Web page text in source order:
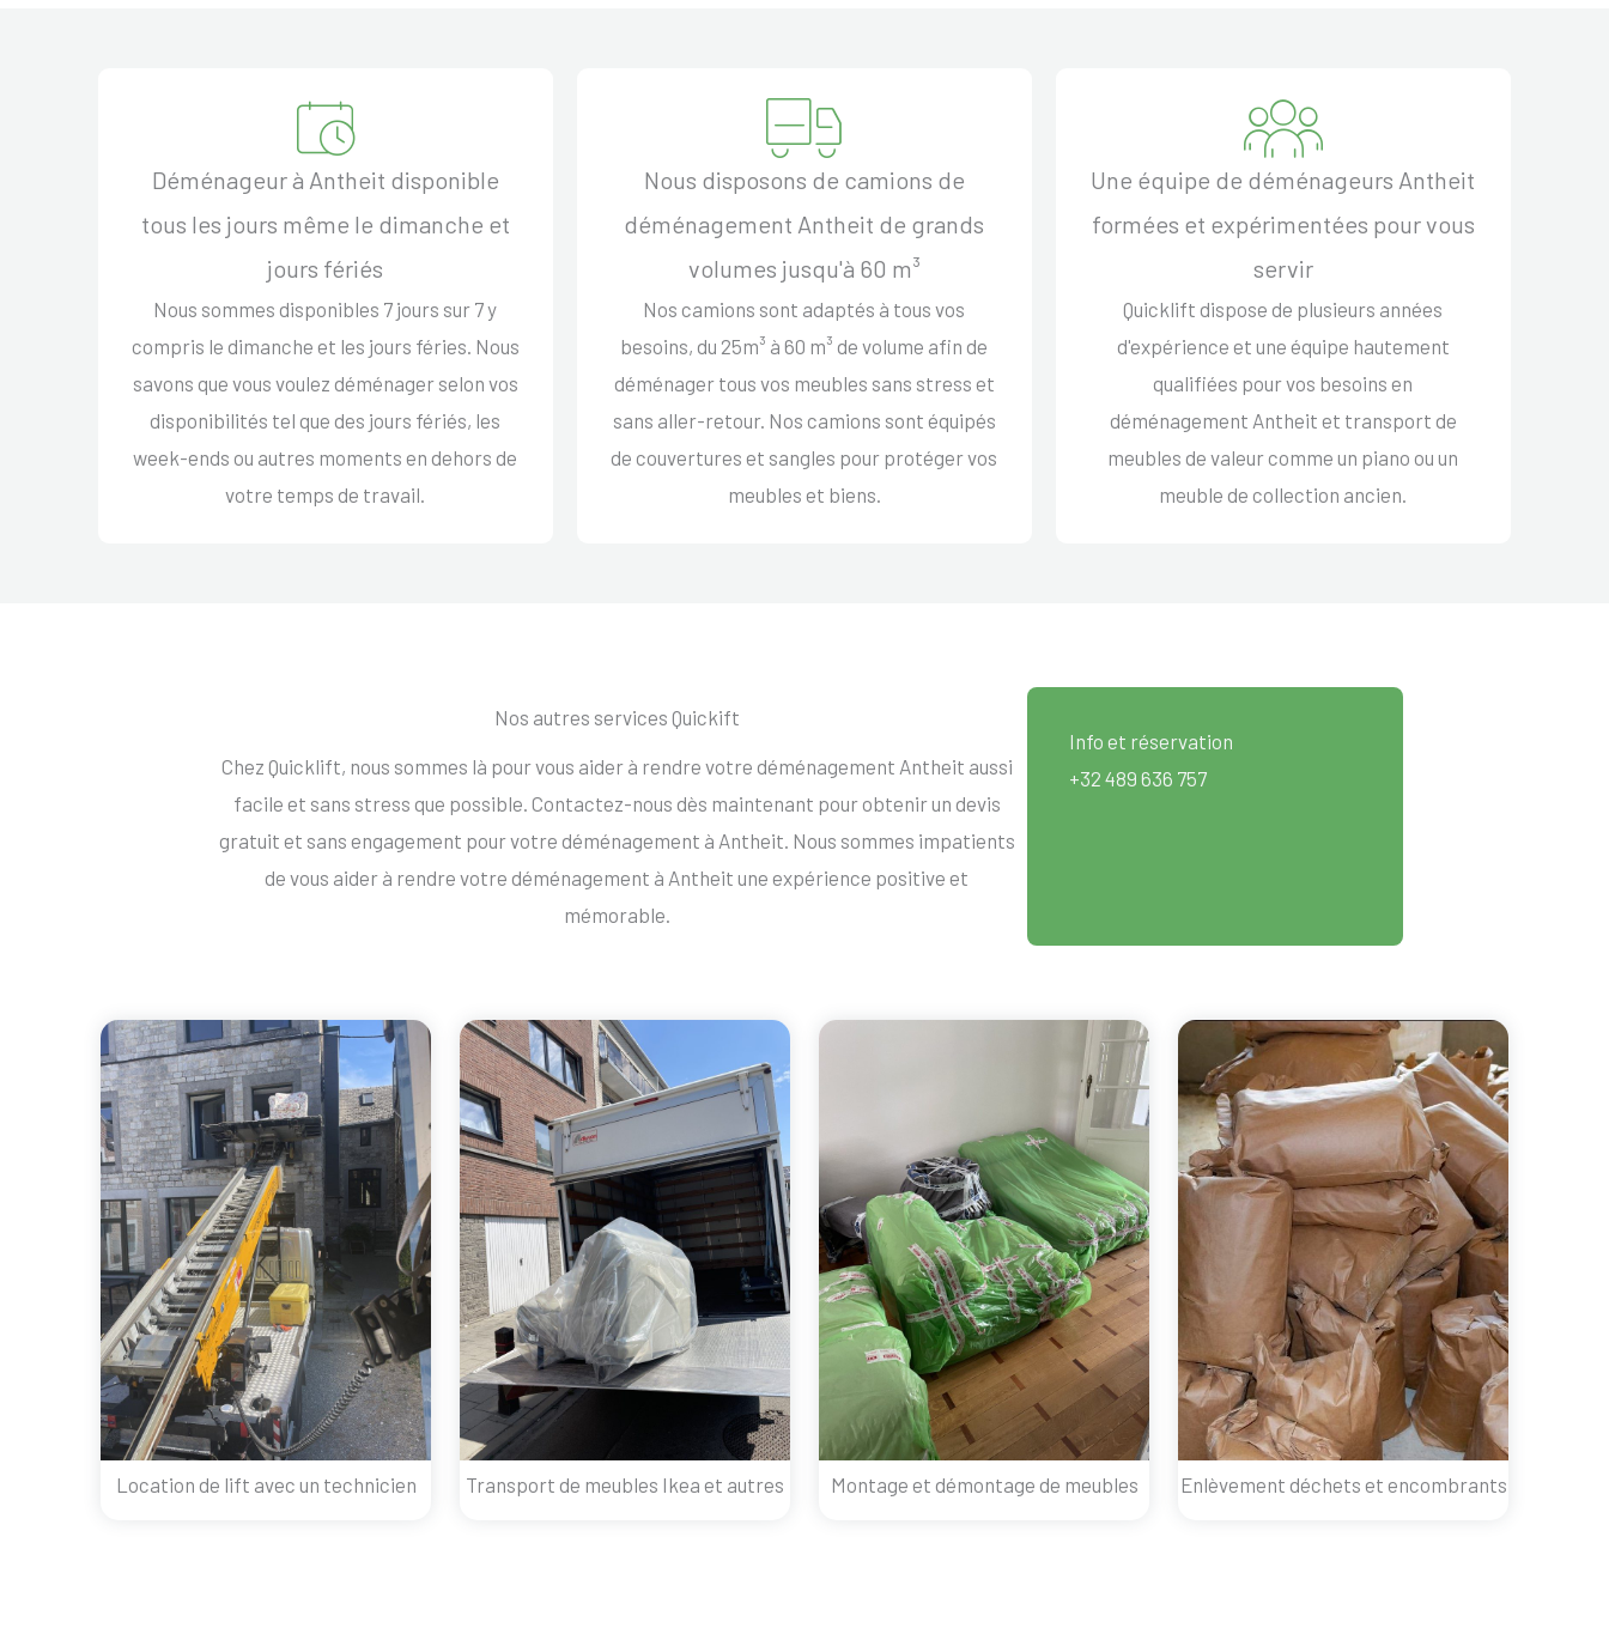
Déménageur à Antheit disponible
tous les jours même le dimanche et
jours fériés
Nous sommes disponibles 7 jours sur 7 y
compris le dimanche et les jours féries. Nous
savons que vous voulez déménager selon vos
disponibilités tel que des jours fériés, les
week-ends ou autres moments en dehors de
votre temps de travail.
Nous disposons de camions de
déménagement Antheit de grands
volumes jusqu'à 60 m³
Nos camions sont adaptés à tous vos
besoins, du 25m³ à 60 m³ de volume afin de
déménager tous vos meubles sans stress et
sans aller-retour. Nos camions sont équipés
de couvertures et sangles pour protéger vos
meubles et biens.
Une équipe de déménageurs Antheit
formées et expérimentées pour vous
servir
Quicklift dispose de plusieurs années
d'expérience et une équipe hautement
qualifiées pour vos besoins en
déménagement Antheit et transport de
meubles de valeur comme un piano ou un
meuble de collection ancien.
Nos autres services Quickift
Chez Quicklift, nous sommes là pour vous aider à rendre votre déménagement Antheit aussi
facile et sans stress que possible. Contactez-nous dès maintenant pour obtenir un devis
gratuit et sans engagement pour votre déménagement à Antheit. Nous sommes impatients
de vous aider à rendre votre déménagement à Antheit une expérience positive et
mémorable.
Info et réservation
+32 489 636 757
Location de lift avec un technicien Transport de meubles Ikea et autres Montage et démontage de meubles Enlèvement déchets et encombrants